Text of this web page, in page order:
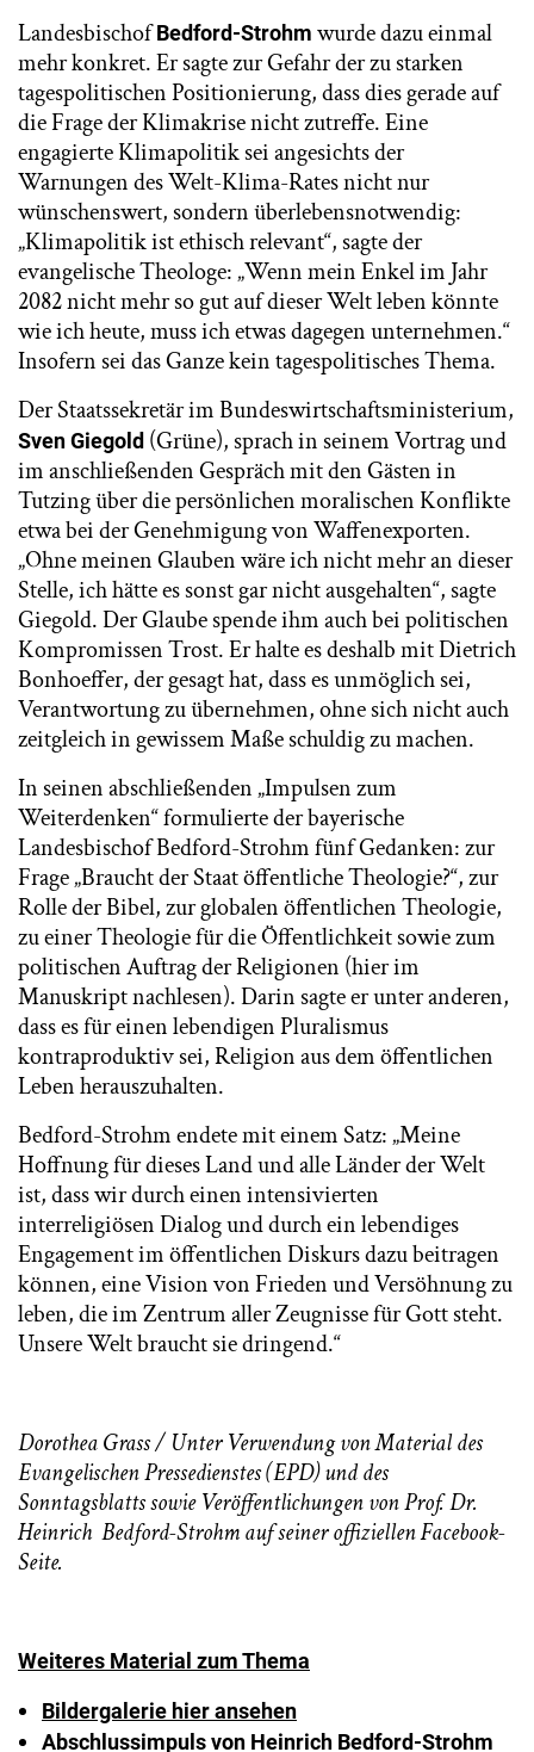
LandesbischofBedford-Strohm wurde dazu einmal
mehr konkret. Er sagte zur Gefahr der zu starken
tagespolitischen Positionierung, dass dies gerade auf
die Frage der Klimakrise nicht zutreffe. Eine
engagierte Klimapolitik sei angesichts der
Warnungen des Welt-Klima-Rates nicht nur
wünschenswert, sondern überlebensnotwendig:
„Klimapolitik ist ethisch relevant“, sagte der
evangelische Theologe: „Wenn mein Enkel im Jahr
2082 nicht mehr so gut auf dieser Welt leben könnte
wie ich heute, muss ich etwas dagegen unternehmen.“
Insofern sei das Ganze kein tagespolitisches Thema.
Der Staatssekretär im Bundeswirtschaftsministerium,
Sven Giegold (Grüne), sprach in seinem Vortrag und
im anschließenden Gespräch mit den Gästen in
Tutzing über die persönlichen moralischen Konflikte
etwa bei der Genehmigung von Waffenexporten.
„Ohne meinen Glauben wäre ich nicht mehr an dieser
Stelle, ich hätte es sonst gar nicht ausgehalten“, sagte
Giegold. Der Glaube spende ihm auch bei politischen
Kompromissen Trost. Er halte es deshalb mit Dietrich
Bonhoeffer, der gesagt hat, dass es unmöglich sei,
Verantwortung zu übernehmen, ohne sich nicht auch
zeitgleich in gewissem Maße schuldig zu machen.
In seinen abschließenden „Impulsen zum
Weiterdenken“ formulierte der bayerische
Landesbischof Bedford-Strohm fünf Gedanken: zur
Frage „Braucht der Staat öffentliche Theologie?“, zur
Rolle der Bibel, zur globalen öffentlichen Theologie,
zu einer Theologie für die Öffentlichkeit sowie zum
politischen Auftrag der Religionen (hier im
Manuskript nachlesen). Darin sagte er unter anderen,
dass es für einen lebendigen Pluralismus
kontraproduktiv sei, Religion aus dem öffentlichen
Leben herauszuhalten.
Bedford-Strohm endete mit einem Satz: „Meine
Hoffnung für dieses Land und alle Länder der Welt
ist, dass wir durch einen intensivierten
interreligiösen Dialog und durch ein lebendiges
Engagement im öffentlichen Diskurs dazu beitragen
können, eine Vision von Frieden und Versöhnung zu
leben, die im Zentrum aller Zeugnisse für Gott steht.
Unsere Welt braucht sie dringend.“
Dorothea Grass / Unter Verwendung von Material des
Evangelischen Pressedienstes (EPD) und des
Sonntagsblatts sowie Veröffentlichungen von Prof. Dr.
Heinrich Bedford-Strohm auf seiner offiziellen Facebook-
Seite.
Weiteres Material zum Thema
Bildergalerie hier ansehen
Abschlussimpuls von Heinrich Bedford-Strohm